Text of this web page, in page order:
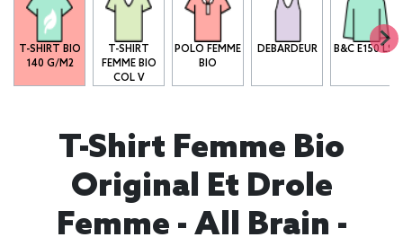
T-SHIRT BIO
140 G/M2
T-SHIRT
FEMME BIO
COL V
POLO FEMME
BIO
DEBARDEUR B&C E150 LSL
T-Shirt Femme Bio
Original Et Drole
Femme - All Brain -